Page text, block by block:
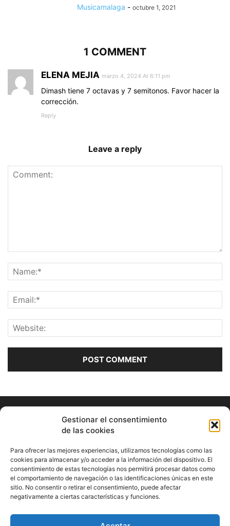
Gestionar el consentimiento
de las cookies
Para ofrecer las mejores experiencias, utilizamos tecnologías como las
cookies para almacenar y/o acceder a la información del dispositivo. El
consentimiento de estas tecnologías nos permitirá procesar datos como
el comportamiento de navegación o las identificaciones únicas en este
sitio. No consentir o retirar el consentimiento, puede afectar
negativamente a ciertas características y funciones.
Musicamalaga - octubre 1, 2021
1 COMMENT
ELENA MEJIA marzo 4, 2024 At 6:11 pm
Dimash tiene 7 octavas y 7 semitonos. Favor hacer la
corrección.
Reply
Leave a reply
ABOUT US
Información Cultural de Málaga y otros de interés general
Contact us:musicamalaga55@gmail.com